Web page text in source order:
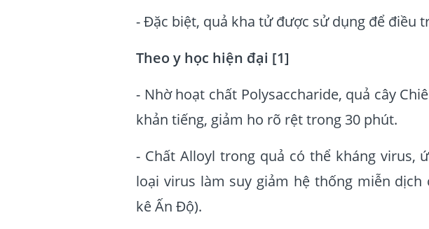
- Đặc biệt, quả kha tử được sử dụng để điều
Theo y học hiện đại [1]
- Nhờ hoạt chất Polysaccharide, quả cây
khản tiếng, giảm ho rõ rệt trong 30 phút.
- Chất Alloyl trong quả có thể kháng virus,
loại virus làm suy giảm hệ thống miễn
kê Ấn Độ).